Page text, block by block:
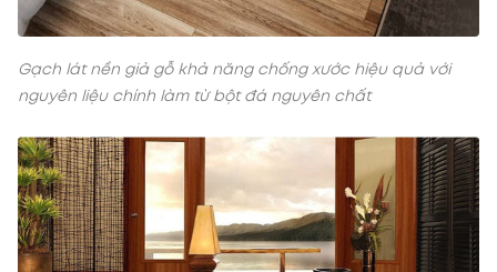
Gạch lát nền giả gỗ khả năng chống xước hiệu quả với
nguyên liệu chính làm từ bột đá nguyên chất